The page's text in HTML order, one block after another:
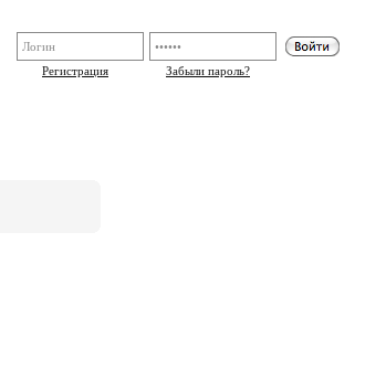
Регистрация
Забыли пароль?